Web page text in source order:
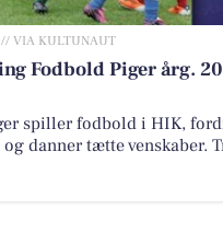
VIA KULTUNAUT
Fodbold Piger årg.
spiller fodbold i HIK,
danner tætte venskaber.